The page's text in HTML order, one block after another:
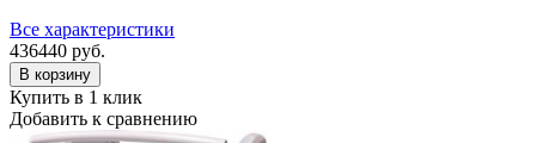
Все характеристики
436440 руб.
В корзину
Купить в 1 клик
Добавить к сравнению